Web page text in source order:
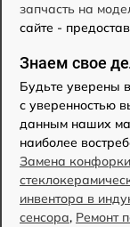
запчасть на
сайте -
Знаем свое
Будьте уверены
с уверенностью
данным наших
наиболее
Замена
инвентора в
сенсора, Ремонт